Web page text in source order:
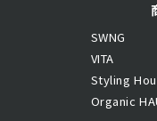
SWNG
VITA
Styling
Organic